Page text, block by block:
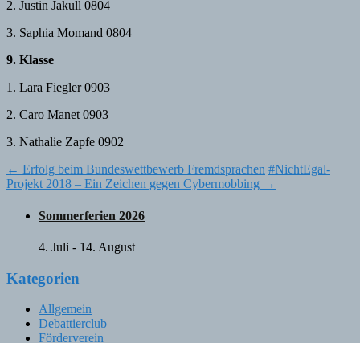
2. Justin Jakull 0804
3. Saphia Momand 0804
9. Klasse
1. Lara Fiegler 0903
2. Caro Manet 0903
3. Nathalie Zapfe 0902
Post
navigation
← Erfolg beim Bundeswettbewerb Fremdsprachen #NichtEgal-
Projekt 2018 – Ein Zeichen gegen Cybermobbing →
Sommerferien 2026
4. Juli - 14. August
Kategorien
Allgemein
Debattierclub
Förderverein